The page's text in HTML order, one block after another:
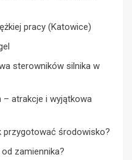
pracy (Katowice)
sterowników silnika w
– atrakcje i wyjątkowa
przygotować środowisko?
zamiennika?